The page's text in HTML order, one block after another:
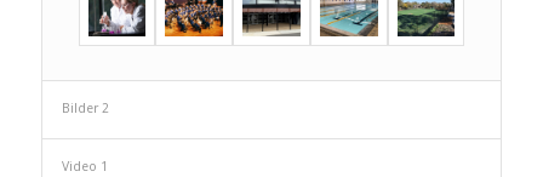
Bilder 2
Video 1